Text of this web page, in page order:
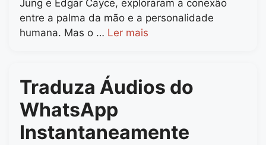
Jung e Edgar Cayce, exploraram a conexão
entre a palma da mão e a personalidade
humana. Mas o … Ler mais
Traduza Áudios do
WhatsApp
Instantaneamente